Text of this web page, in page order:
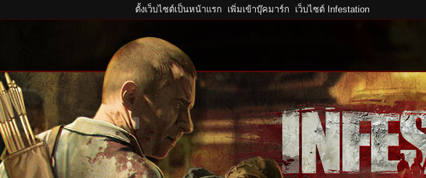
ตั้งเว็บไซต์เป็นหน้าแรก เพิ่มเข้าบุ๊คมาร์ก เว็บไซต์ Infestation